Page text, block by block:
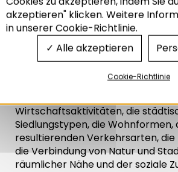
Maße konkrete Auswirkungen. Im
diesen Sachverhalt misst die
verbundenen Herausforderungen
Bedeutung bei. Um die
und die in den einzelnen
Veränderungen zu antizipieren,
systematisch folgende Aspekte
Wirtschaftsaktivitäten, die
Siedlungstypen, die Wohnformen,
resultierenden Verkehrsarten,
die Verbindung von Natur und
räumlicher Nähe und der soziale
akzeptieren" klicken. Weitere
in unserer Cookie-Richtlinie.
Alle akzeptieren
Cookie-Richtlinie